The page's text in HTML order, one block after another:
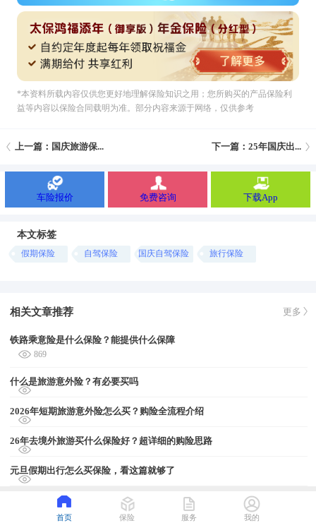
*本资料所载內容仅供您更好地理解保险知识之用；您所购买的产品保险利
益等内容以保险合同载明为准。部分内容来源于网络，仅供参考
上一篇：国庆旅游保... 下一篇：25年国庆出...
车险报价 免费咨询 下载App
本文标签
假期保险 自驾保险 国庆自驾保险 旅行保险
相关文章推荐 更多
铁路乘意险是什么保险？能提供什么保障
869
什么是旅游意外险？有必要买吗
2026年短期旅游意外险怎么买？购险全流程介绍
26年去境外旅游买什么保险好？超详细的购险思路
元旦假期出行怎么买保险，看这篇就够了
首页 保险 服务 我的